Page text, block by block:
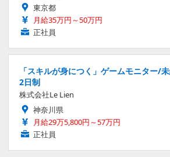
東京都
月給35万円～50万円
正社員
「スキルが身につく」ゲームモニター/
2日制
株式会社Le Lien
神奈川県
月給29万5,800円～57万円
正社員